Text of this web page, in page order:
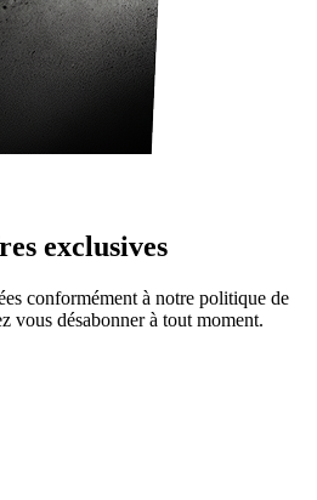
exclusives
conformément à notre politique de
vous désabonner à tout moment.